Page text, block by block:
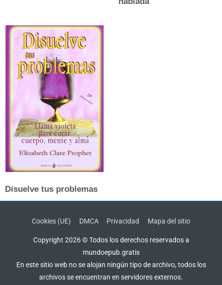
Disuelve tus problemas
Cookies (UE) DMCA Privacidad Mapa del sitio
Copyright 2026 © Todos los derechos reservados a
mundoepub.gratis
En este sitio web no se alojan ningún tipo de archivo, todos los
archivos se encuentran en servidores externos.